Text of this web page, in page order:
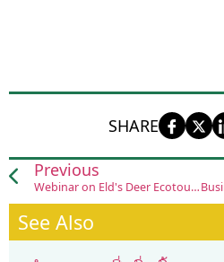
SHARE
Previous
Webinar on Eld's Deer Ecotourism Investment Opportunities
See Also